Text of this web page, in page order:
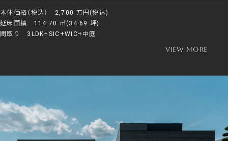
本体価格（税込） 2,700 万円(税込)
延床面積 114.70 ㎡(34.69 坪)
間取り 3LDK+SIC+WIC+中庭
view more